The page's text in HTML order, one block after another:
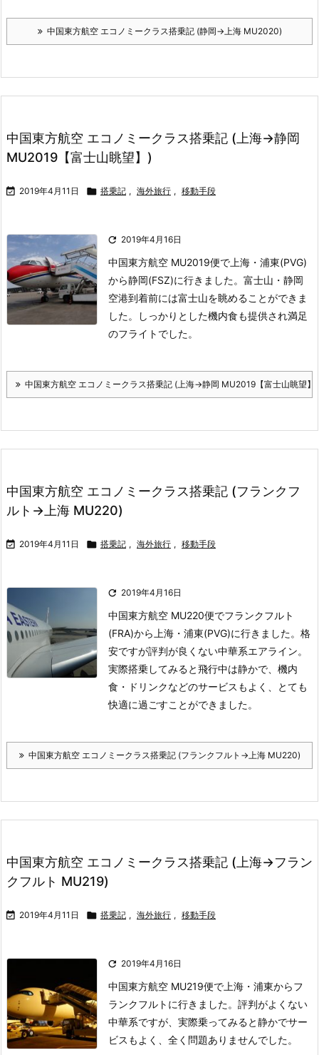
中国東方航空 エコノミークラス搭乗記 (静岡→上海 MU2020)
中国東方航空 エコノミークラス搭乗記 (上海→静岡
MU2019【富士山眺望】)
 2019年4月11日  搭乗記 , 海外旅行 , 移動手段
 2019年4月16日
中国東方航空 MU2019便で上海・浦東(PVG)
から静岡(FSZ)に行きました。 富士山・静岡
空港到着前には富士山を眺めることができま
した。
しっかりとした機内食も提供され満足
のフライトでした。
中国東方航空 エコノミークラス搭乗記 (上海→静岡 MU2019【富士山眺望】)
中国東方航空 エコノミークラス搭乗記 (フランクフ
ルト→上海 MU220)
 2019年4月11日  搭乗記 , 海外旅行 , 移動手段
 2019年4月16日
中国東方航空 MU220便でフランクフルト
(FRA)から上海・浦東(PVG)に行きました。 格
安ですが評判が良くない中華系エアライン。
実際搭乗してみると飛行中は静かで、機内
食・ドリンクなどのサービスもよく、とても
快適に過ごすことができました。
中国東方航空 エコノミークラス搭乗記 (フランクフルト→上海 MU220)
中国東方航空 エコノミークラス搭乗記 (上海→フラン
クフルト MU219)
 2019年4月11日  搭乗記 , 海外旅行 , 移動手段
 2019年4月16日
中国東方航空 MU219便で上海・浦東からフ
ランクフルトに行きました。 評判がよくない
中華系ですが、実際乗ってみると静かでサー
ビスもよく、全く問題ありませんでした。